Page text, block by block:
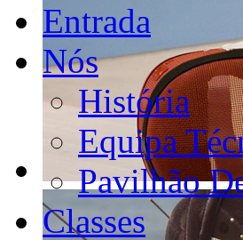
Entrada
Nós
História
Equipa
Pavilhão
Classes